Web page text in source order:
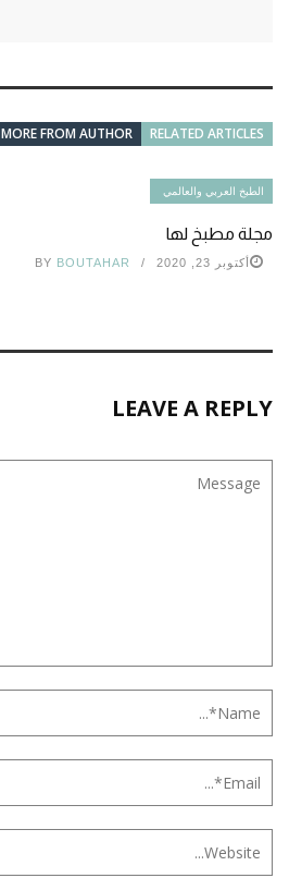
RELATED ARTICLES
MORE FROM AUTHOR
الطبخ العربي والعالمي
مجلة مطبخ لها
أكتوبر 23, 2020 BY BOUTAHAR
LEAVE A REPLY